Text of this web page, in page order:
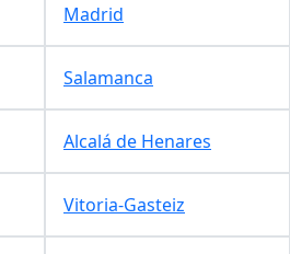
Madrid
Salamanca
Alcalá de Henares
Vitoria-Gasteiz